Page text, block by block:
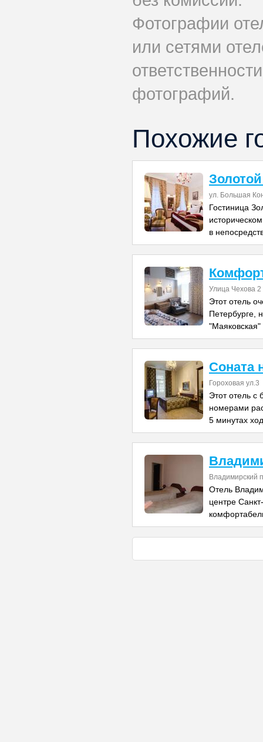
Фотографии
или сетями
фотографий.
Похожие
ул. Большая
Гостиница
в
Улица Чехова 2
Этот отель
Петербурге,
Соната
Гороховая ул.3
Этот отель с
номерами
5 минутах
Владимирский
Отель
центре